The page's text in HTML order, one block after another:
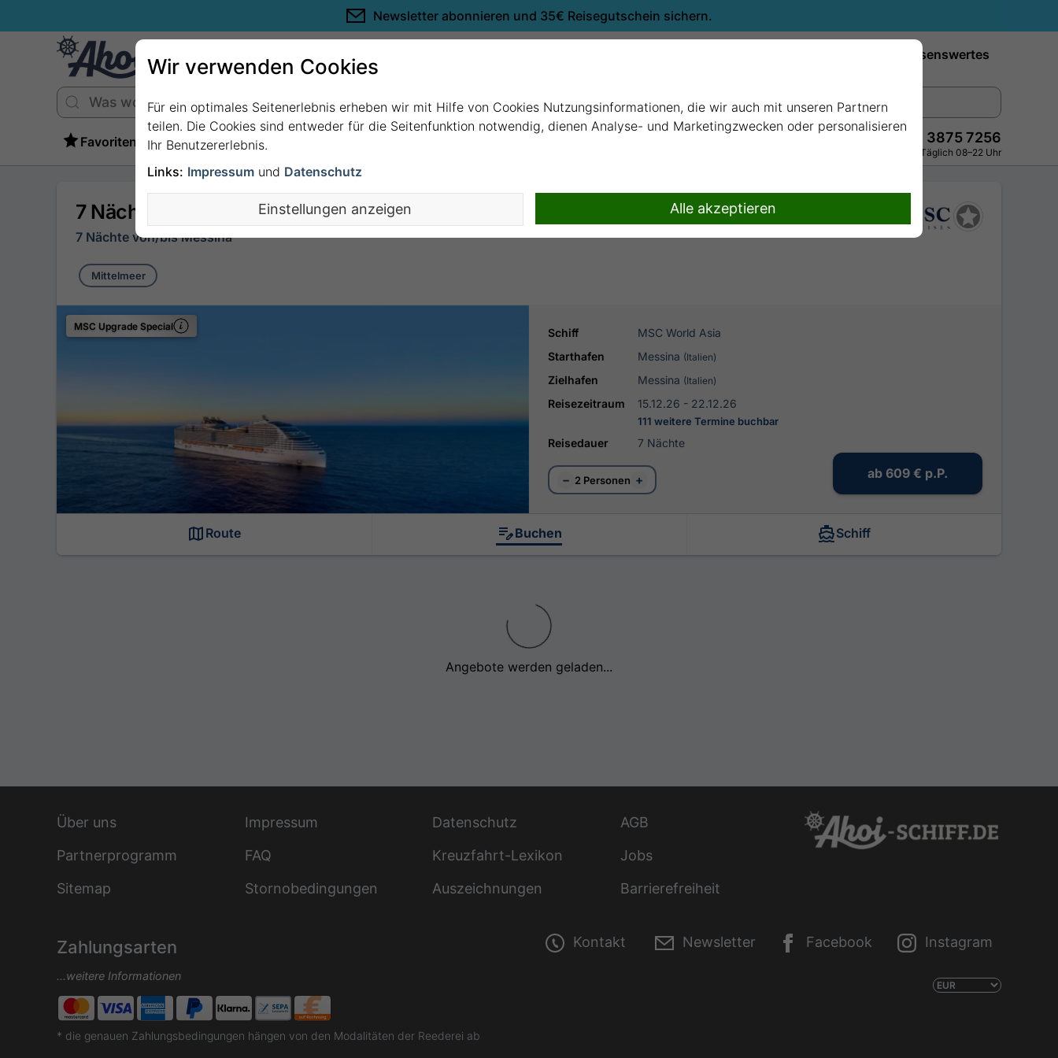
Newsletter abonnieren und 35€ Reisegutschein sichern.
Wissenswertes
Favoriten +49 228 3875 7256
Persönlich · Kostenlos · Täglich 08–22 Uhr
7 Nächte Mittelmeer ab/bis Messina mit MSC World Asia
7 Nächte von/bis Messina
Mittelmeer
MSC Upgrade Special Schiff
MSC World Asia
Starthafen
Messina (Italien)
Zielhafen Messina (Italien)
Reisezeitraum 15.12.26 - 22.12.26
111 weitere Termine buchbar
Reisedauer 7 Nächte
− 2 Personen + ab 609 € p.P.
Route Buchen Schiff
Angebote werden geladen...
Über uns Impressum Datenschutz
AGB
Partnerprogramm
FAQ Kreuzfahrt-Lexikon
Jobs
Sitemap
Stornobedingungen Auszeichnungen Barrierefreiheit
Zahlungsarten
...weitere Informationen
* die genauen Zahlungsbedingungen hängen von den Modalitäten der Reederei ab
Kontakt Newsletter Facebook Instagram
Wir verwenden Cookies
Für ein optimales Seitenerlebnis erheben wir mit Hilfe von Cookies Nutzungsinformationen, die wir auch mit unseren Partnern
teilen. Die Cookies sind entweder für die Seitenfunktion notwendig, dienen Analyse- und Marketingzwecken oder personalisieren
Ihr Benutzererlebnis.
Links: Impressum und Datenschutz
Einstellungen anzeigen Alle akzeptieren